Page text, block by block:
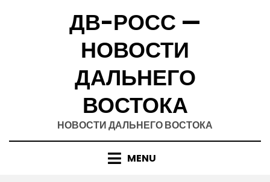
ДВ-РОСС —
НОВОСТИ
ДАЛЬНЕГО
ВОСТОКА
НОВОСТИ ДАЛЬНЕГО ВОСТОКА
MENU